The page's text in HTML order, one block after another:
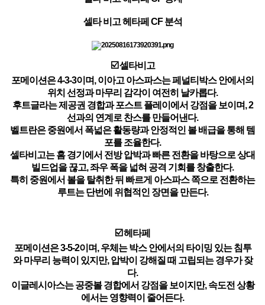
셀타 비고 헤타페 CF 분석
☑️ 셀타비고
포메이션은 4-3-3이며, 이아고 아스파스는 페널티박스 안에서의
위치 선정과 마무리 감각이 여전히 날카롭다.
후트글라는 제공권 경합과 포스트 플레이에서 강점을 보이며, 2
선과의 연계로 찬스를 만들어낸다.
벨트란은 중원에서 폭넓은 활동량과 안정적인 볼 배급을 통해 템
포를 조율한다.
셀타비고는 홈 경기에서 전방 압박과 빠른 전환을 바탕으로 상대
빌드업을 끊고, 좌우 폭을 넓혀 공격 기회를 창출한다.
특히 중원에서 볼을 탈취한 뒤 빠르게 아스파스 쪽으로 전환하는
루트는 단번에 위협적인 장면을 만든다.
☑️ 헤타페
포메이션은 3-5-2이며, 우체는 박스 안에서의 타이밍 있는 침투
와 마무리 능력이 있지만, 압박이 강해질 때 고립되는 경우가 잦
다.
이글레시아스는 공중볼 경합에서 강점을 보이지만, 속도전 상황
에서는 영향력이 줄어든다.